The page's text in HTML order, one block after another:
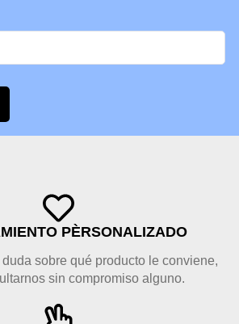
PÈRSONALIZADO
sobre qué producto le conviene,
sin compromiso alguno.